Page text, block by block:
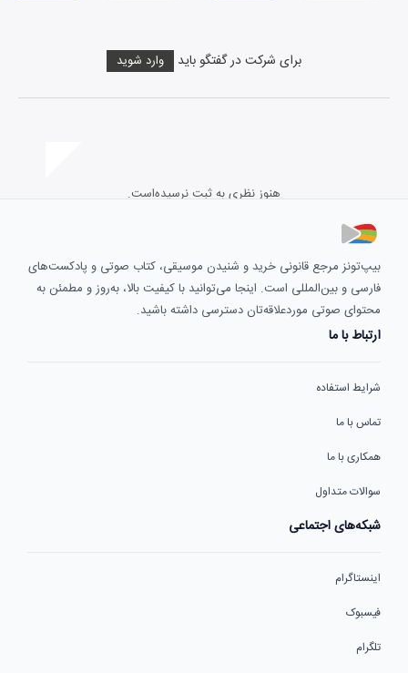
برای شرکت در گفتگو باید وارد شوید
هنوز نظری به ثبت نرسیده‌است.
بیپ‌تونز مرجع قانونی خرید و شنیدن موسیقی، کتاب صوتی و پادکست‌های
فارسی و بین‌المللی است. اینجا می‌توانید با کیفیت بالا، به‌روز و مطمئن به
محتوای صوتی موردعلاقه‌تان دسترسی داشته باشید.
ارتباط با ما
شرایط استفاده
تماس با ما
همکاری با ما
سوالات متداول
شبکه‌های اجتماعی
اینستاگرام
فیسبوک
تلگرام